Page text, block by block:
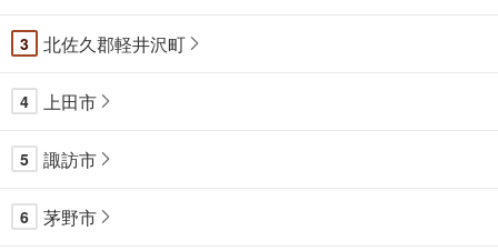
3 北佐久郡軽井沢町
4 上田市
5 諏訪市
6 茅野市